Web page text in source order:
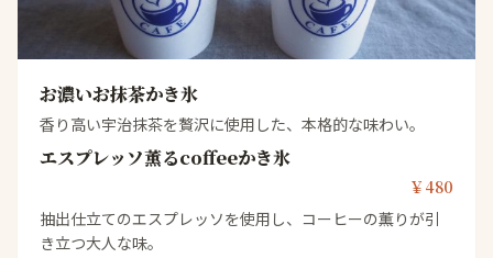
お濃いお抹茶かき氷
香り高い宇治抹茶を贅沢に使用した、本格的な味わい。
エスプレッソ薫るcoffeeかき氷
￥480
抽出仕立てのエスプレッソを使用し、コーヒーの薫りが引
き立つ大人な味。